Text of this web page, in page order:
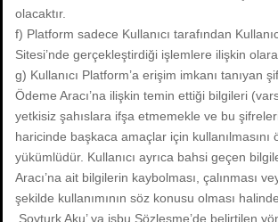
olacaktır.
f) Platform sadece Kullanıcı tarafından
Sitesi’nde gerçekleştirdiği işlemlere ilişkin
g) Kullanıcı Platform’a erişim imkanı tanıyan
Ödeme Aracı’na ilişkin temin ettiği bilgileri
yetkisiz şahıslara ifşa etmemekle ve bu
haricinde başkaca amaçlar için kullanılmasını
yükümlüdür. Kullanıcı ayrıca bahsi geçen
Aracı’na ait bilgilerin kaybolması, çalınması
şekilde kullanımının söz konusu olması
Soyturk Aku’ ya işbu Sözleşme’de belirtilen